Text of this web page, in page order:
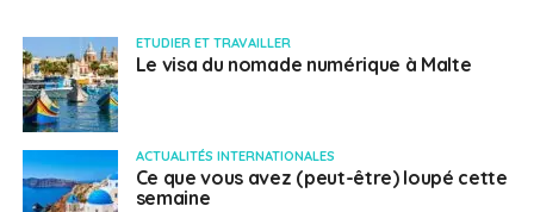
ETUDIER ET TRAVAILLER
Le visa du nomade numérique à Malte
ACTUALITÉS INTERNATIONALES
Ce que vous avez (peut-être) loupé cette
semaine